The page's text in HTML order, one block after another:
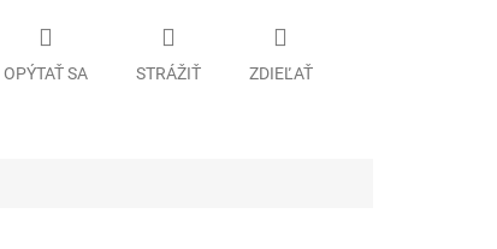
OPÝTAŤ SA STRÁŽIŤ ZDIEĽAŤ